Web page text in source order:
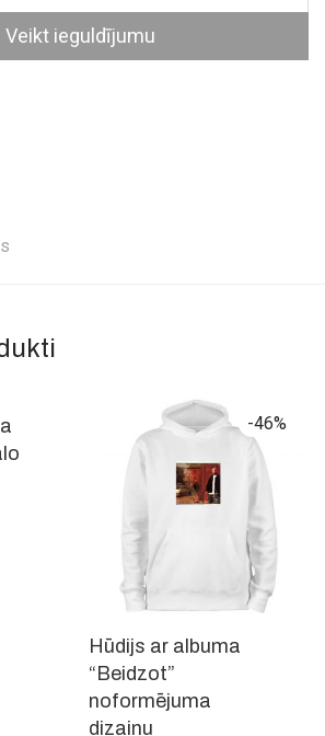
Veikt ieguldījumu
-46%
Hūdijs ar albuma
“Beidzot”
noformējuma
dizainu